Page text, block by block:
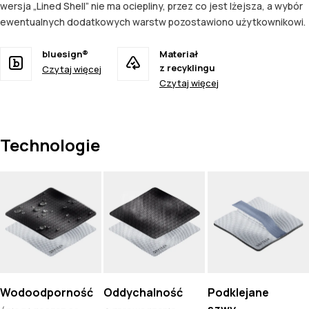
wersja „Lined Shell” nie ma ociepliny, przez co jest lżejsza, a wybór
ewentualnych dodatkowych warstw pozostawiono użytkownikowi.
bluesign®
Czytaj więcej
Materiał
z recyklingu
Czytaj więcej
Technologie
Wodoodporność Oddychalność
Podklejane